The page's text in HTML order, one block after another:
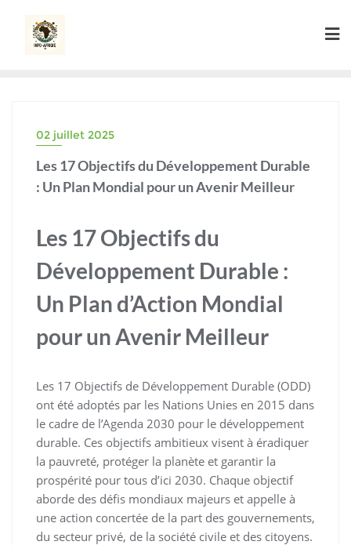
content
02 juillet 2025
Les 17 Objectifs du Développement Durable
: Un Plan Mondial pour un Avenir Meilleur
Les 17 Objectifs du
Développement Durable :
Un Plan d’Action Mondial
pour un Avenir Meilleur
Les 17 Objectifs de Développement Durable (ODD)
ont été adoptés par les Nations Unies en 2015 dans
le cadre de l’Agenda 2030 pour le développement
durable. Ces objectifs ambitieux visent à éradiquer
la pauvreté, protéger la planète et garantir la
prospérité pour tous d’ici 2030. Chaque objectif
aborde des défis mondiaux majeurs et appelle à
une action concertée de la part des gouvernements,
du secteur privé, de la société civile et des citoyens.